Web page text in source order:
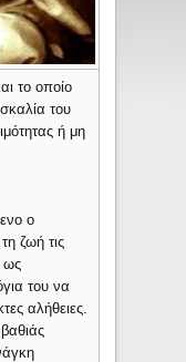
το οποίο
του
ή μη
ο
ζωή τις
ως
του να
αλήθειες.